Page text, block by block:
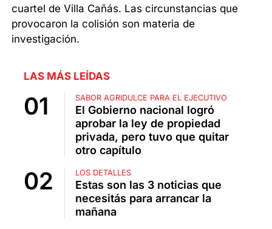
cuartel de Villa Cañás. Las circunstancias que
provocaron la colisión son materia de
investigación.
LAS MÁS LEÍDAS
SABOR AGRIDULCE PARA EL EJECUTIVO
El Gobierno nacional logró
aprobar la ley de propiedad
privada, pero tuvo que quitar
otro capítulo
LOS DETALLES
Estas son las 3 noticias que
necesitás para arrancar la
mañana